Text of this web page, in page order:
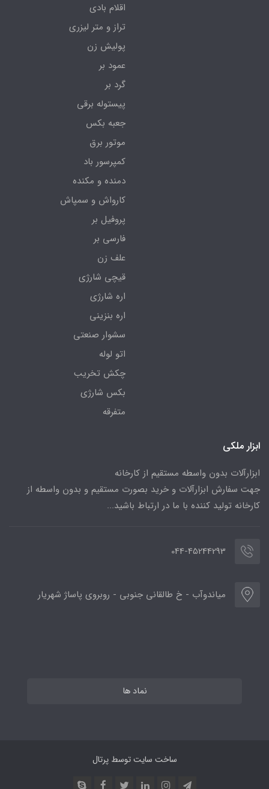
اقلام بادی
تراز و متر لیزری
پولیش زن
عمود بر
گرد بر
پیستوله برقی
جعبه بکس
موتور برق
کمپرسور باد
دمنده و مکنده
کارواش و سمپاش
پروفیل بر
فارسی بر
علف زن
قیچی شارژی
اره شارژی
اره بنزینی
سشوار صنعتی
اتو لوله
چکش تخریب
بکس شارژی
متفرقه
ابزار ملکی
ابزارآلات بدون واسطه مستقیم از کارخانه
جهت سفارش ابزارآلات و خرید بصورت مستقیم و بدون واسطه از
کارخانه تولید کننده با ما در ارتباط باشید...
044-45244293
میاندوآب - خ طالقانی جنوبی - روبروی پاساژ شهریار
نماد ها
ساخت سایت توسطپرتال